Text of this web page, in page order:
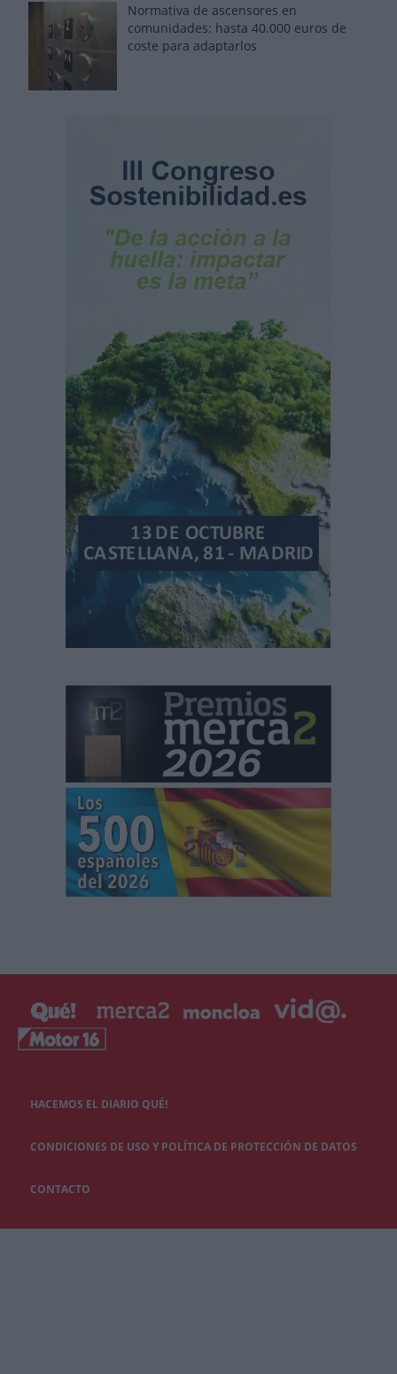
Normativa de ascensores en
comunidades: hasta 40.000 euros de
coste para adaptarlos
HACEMOS EL DIARIO QUÉ!
CONDICIONES DE USO Y POLÍTICA DE PROTECCIÓN DE DATOS
CONTACTO